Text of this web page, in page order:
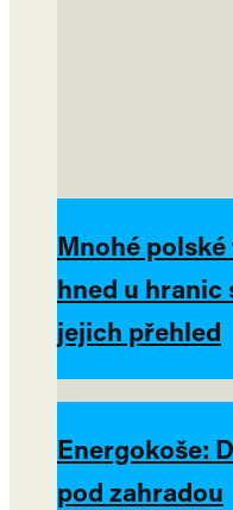
Mnohé
hned u hranic
jejich přehled
Energokoše:
pod zahradou